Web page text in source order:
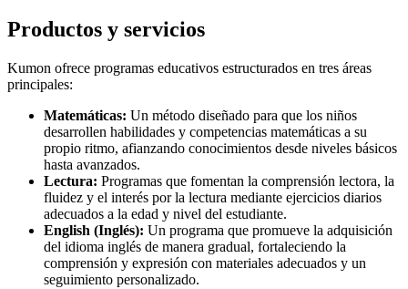
Productos y servicios
Kumon ofrece programas educativos estructurados en tres áreas
principales:
Matemáticas: Un método diseñado para que los niños
desarrollen habilidades y competencias matemáticas a su
propio ritmo, afianzando conocimientos desde niveles básicos
hasta avanzados.
Lectura: Programas que fomentan la comprensión lectora, la
fluidez y el interés por la lectura mediante ejercicios diarios
adecuados a la edad y nivel del estudiante.
English (Inglés): Un programa que promueve la adquisición
del idioma inglés de manera gradual, fortaleciendo la
comprensión y expresión con materiales adecuados y un
seguimiento personalizado.